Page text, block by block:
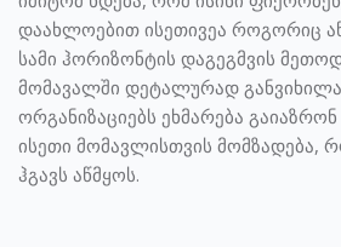
დაახლოებით ისეთივეა როგორიც
სამი ჰორიზონტის დაგეგმვის
მომავალში დეტალურად
ორგანიზაციებს ეხმარება
ისეთი მომავლისთვის
ჰგავს აწმყოს.